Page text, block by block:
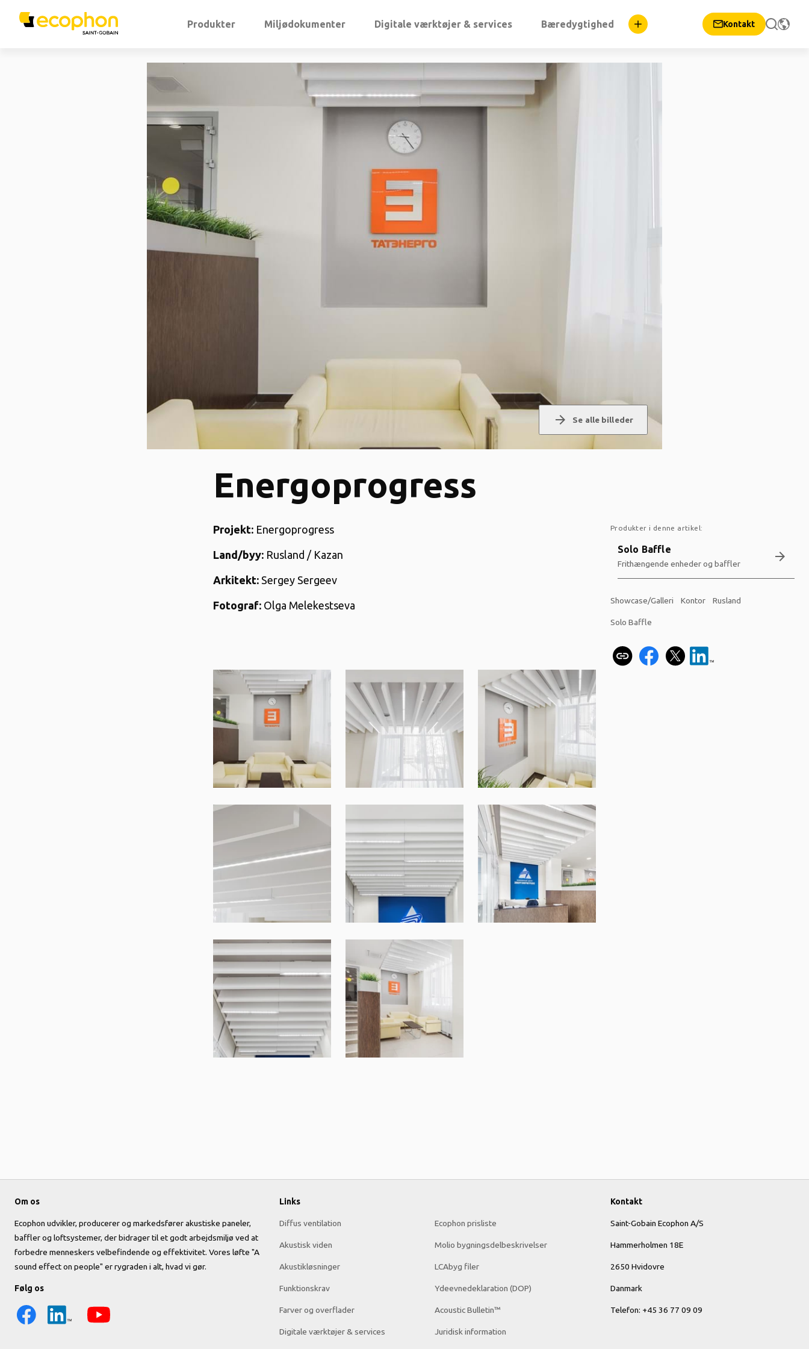
Produkter Miljødokumenter Digitale værktøjer & services Bæredygtighed Kontakt
arrow_forward Se alle billeder
Energoprogress
Projekt: Energoprogress
Land/byy: Rusland / Kazan
Arkitekt: Sergey Sergeev
Fotograf: Olga Melekestseva
Produkter i denne artikel:
Solo Baffle
Frithængende enheder og baffler arrow_forward
Showcase/Galleri Kontor Rusland
Solo Baffle
Om os
Ecophon udvikler, producerer og markedsfører akustiske paneler,
baffler og loftsystemer, der bidrager til et godt arbejdsmiljø ved at
forbedre menneskers velbefindende og effektivitet. Vores løfte "A
sound effect on people" er rygraden i alt, hvad vi gør.
Følg os
Links
Diffus ventilation
Akustisk viden
Akustikløsninger
Funktionskrav
Farver og overflader
Digitale værktøjer & services
Ecophon prisliste
Molio bygningsdelbeskrivelser
LCAbyg filer
Ydeevnedeklaration (DOP)
Acoustic Bulletin™
Juridisk information
Kontakt
Saint-Gobain Ecophon A/S
Hammerholmen 18E
2650 Hvidovre
Danmark
Telefon: +45 36 77 09 09